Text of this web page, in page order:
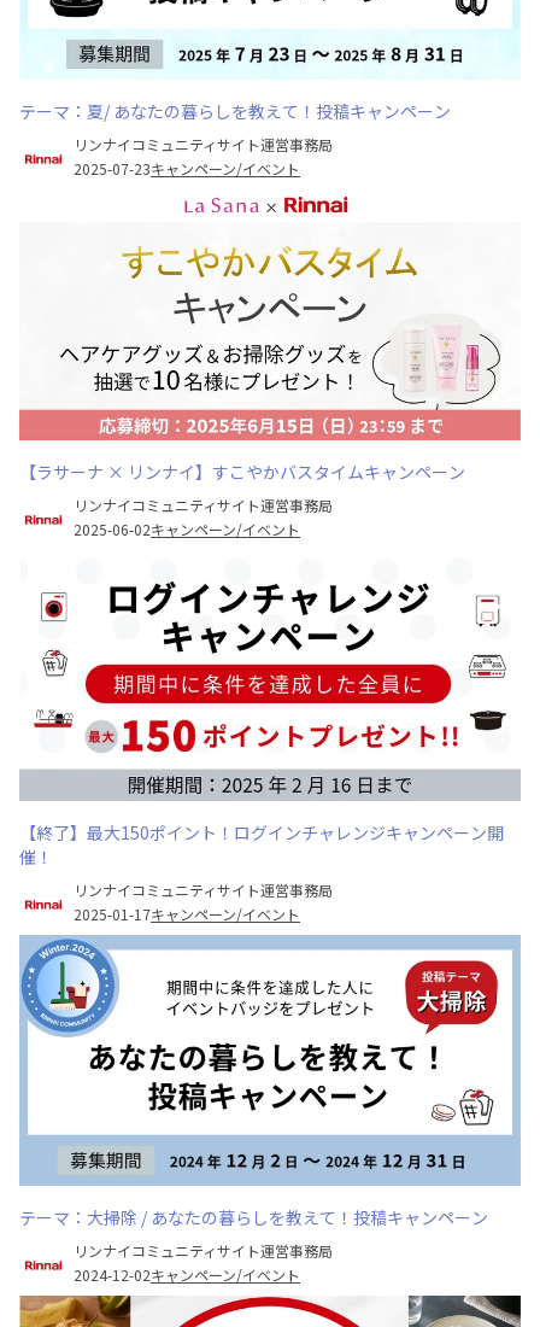
テーマ：夏/ あなたの暮らしを教えて！投稿キャンペーン
リンナイコミュニティサイト運営事務局
2025-07-23キャンペーン/イベント
【ラサーナ × リンナイ】すこやかバスタイムキャンペーン
リンナイコミュニティサイト運営事務局
2025-06-02キャンペーン/イベント
【終了】最大150ポイント！ログインチャレンジキャンペーン開
催！
リンナイコミュニティサイト運営事務局
2025-01-17キャンペーン/イベント
テーマ：大掃除 / あなたの暮らしを教えて！投稿キャンペーン
リンナイコミュニティサイト運営事務局
2024-12-02キャンペーン/イベント